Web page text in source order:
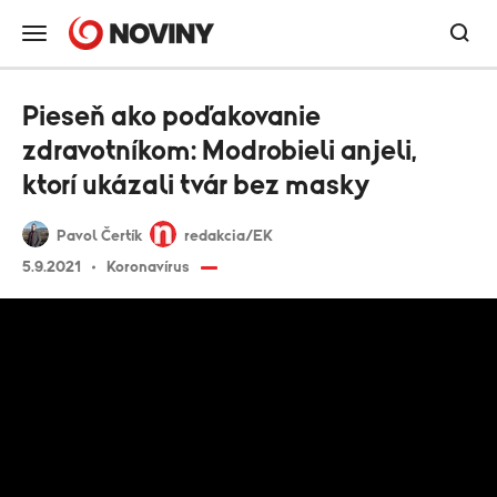
Pavol Čertík
redakcia/EK
5.9.2021
Koronavírus
Pieseň ako poďakovanie
zdravotníkom: Modrobieli anjeli,
ktorí ukázali tvár bez masky